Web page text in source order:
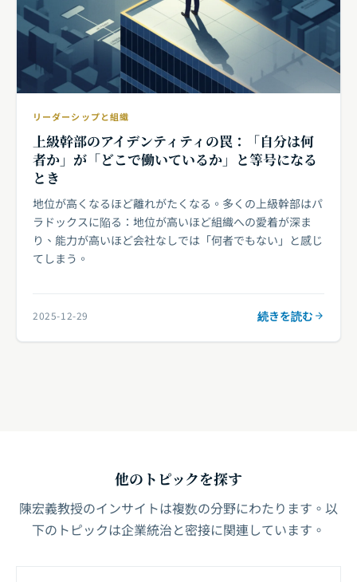
リーダーシップと組織
上級幹部のアイデンティティの罠：「自分は何
者か」が「どこで働いているか」と等号になる
とき
地位が高くなるほど離れがたくなる。多くの上級幹部はパ
ラドックスに陥る：地位が高いほど組織への愛着が深ま
り、能力が高いほど会社なしでは「何者でもない」と感じ
てしまう。
2025-12-29 続きを読む
他のトピックを探す
陳宏義教授のインサイトは複数の分野にわたります。以
下のトピックは企業統治と密接に関連しています。